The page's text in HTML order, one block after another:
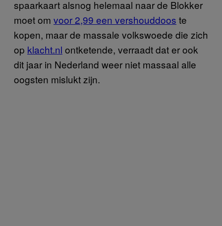
spaarkaart alsnog helemaal naar de Blokker
moet om voor 2,99 een vershouddoos te
kopen, maar de massale volkswoede die zich
op klacht.nl ontketende, verraadt dat er ook
dit jaar in Nederland weer niet massaal alle
oogsten mislukt zijn.